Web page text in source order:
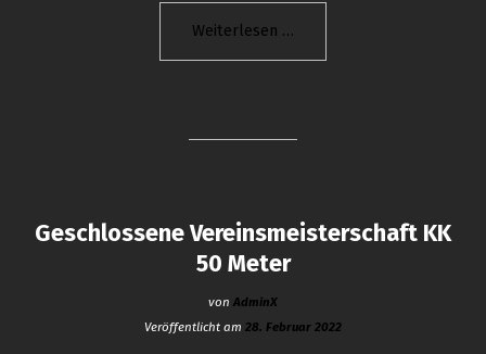
Weiterlesen "Geschlossene
Geschlossene Vereinsmeisterschaft KK
50 Meter
von AdminX
Veröffentlicht am 28. Februar 2022